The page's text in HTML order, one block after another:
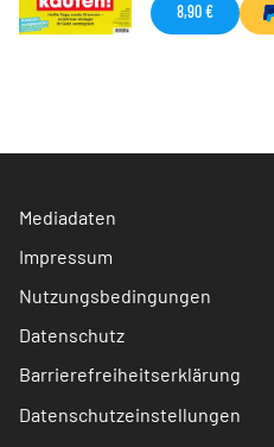
8,90 €
Mediadaten
Impressum
Nutzungsbedingungen
Datenschutz
Barrierefreiheitserklärung
Datenschutzeinstellungen